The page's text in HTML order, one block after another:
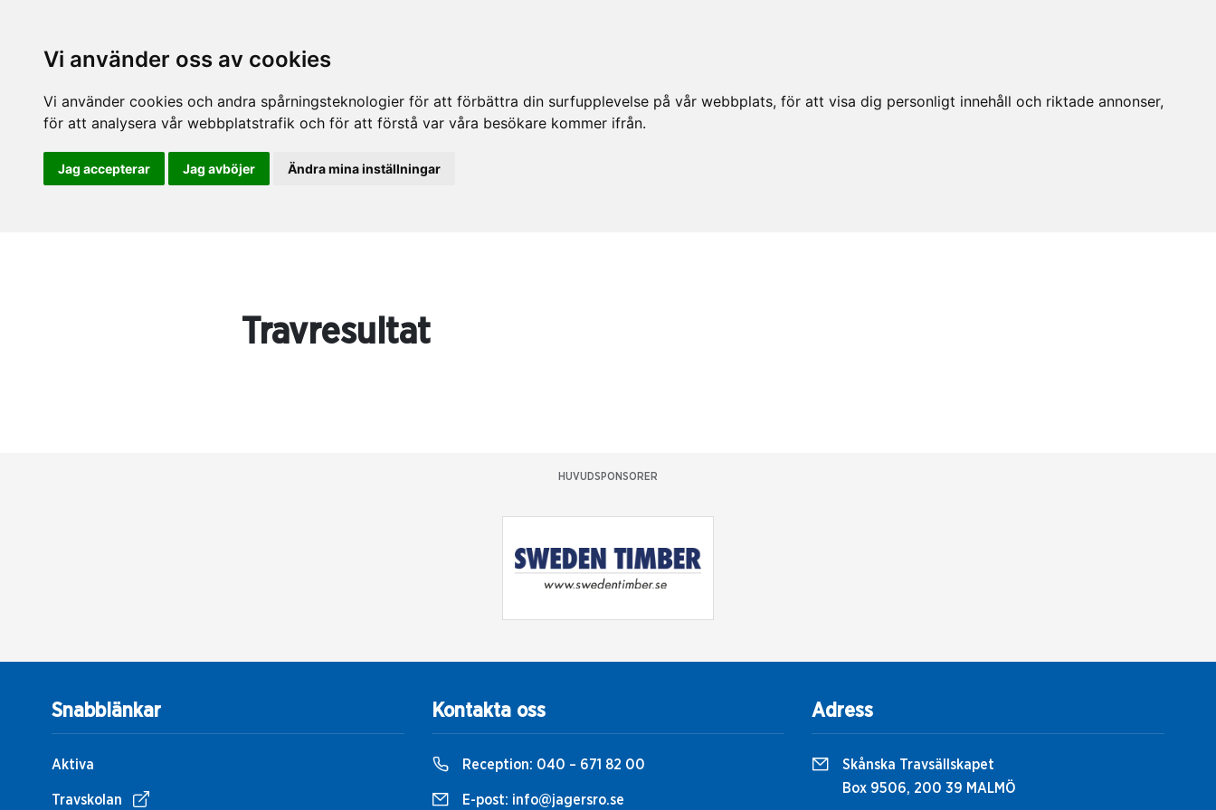
Vi använder oss av cookies
Vi använder cookies och andra spårningsteknologier för att förbättra din surfupplevelse på vår webbplats, för att visa dig personligt innehåll och riktade annonser,
för att analysera vår webbplatstrafik och för att förstå var våra besökare kommer ifrån.
Jag accepterar Jag avböjer Ändra mina inställningar
Travresultat
HUVUDSPONSORER
Snabblänkar
Aktiva
Travskolan
Kontakta oss
Reception: 040 – 671 82 00
E-post: info@jagersro.se
Adress
Skånska Travsällskapet
Box 9506, 200 39 MALMÖ